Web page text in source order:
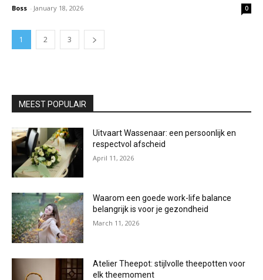
Boss - January 18, 2026 0
1 2 3
MEEST POPULAIR
Uitvaart Wassenaar: een persoonlijk en
respectvol afscheid
April 11, 2026
Waarom een goede work-life balance
belangrijk is voor je gezondheid
March 11, 2026
Atelier Theepot: stijlvolle theepotten voor
elk theemoment